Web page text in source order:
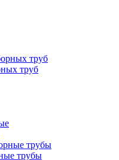
труб
трубы